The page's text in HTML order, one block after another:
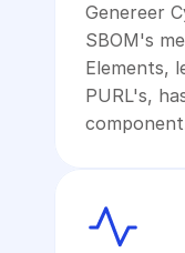
Genereer
SBOM's
Elements,
PURL's,